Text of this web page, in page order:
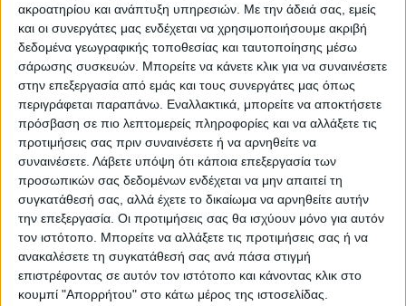
ακροατηρίου και ανάπτυξη υπηρεσιών. Με την άδειά σας, εμείς
και οι συνεργάτες μας ενδέχεται να χρησιμοποιήσουμε ακριβή
δεδομένα γεωγραφικής τοποθεσίας και ταυτοποίησης μέσω
σάρωσης συσκευών. Μπορείτε να κάνετε κλικ για να συναινέσετε
στην επεξεργασία από εμάς και τους συνεργάτες μας όπως
περιγράφεται παραπάνω. Εναλλακτικά, μπορείτε να αποκτήσετε
πρόσβαση σε πιο λεπτομερείς πληροφορίες και να αλλάξετε τις
προτιμήσεις σας πριν συναινέσετε ή να αρνηθείτε να
συναινέσετε. Λάβετε υπόψη ότι κάποια επεξεργασία των
προσωπικών σας δεδομένων ενδέχεται να μην απαιτεί τη
συγκατάθεσή σας, αλλά έχετε το δικαίωμα να αρνηθείτε αυτήν
την επεξεργασία. Οι προτιμήσεις σας θα ισχύουν μόνο για αυτόν
τον ιστότοπο. Μπορείτε να αλλάξετε τις προτιμήσεις σας ή να
ανακαλέσετε τη συγκατάθεσή σας ανά πάσα στιγμή
επιστρέφοντας σε αυτόν τον ιστότοπο και κάνοντας κλικ στο
κουμπί "Απορρήτου" στο κάτω μέρος της ιστοσελίδας.
Στο κόκκινο η Ελασσόνα-
Μαγκαζίνο
Σναγερμός στον ΕΟΔΥ :
Σκιαθίτης μετέβη για
χειρουργείο στη Λάρισα και
διαγνώστηκε θετικός στον
κορωνοϊό
ΝΕΟΣ ΑΓΩΝ
https://neosagon.gr